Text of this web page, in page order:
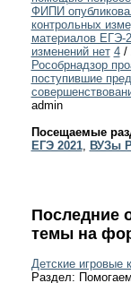
ФИПИ
контрольных
материалов ЕГЭ-
изменений нет 4/
Рособрнадзор
поступившие
admin
Посещаемые
ЕГЭ 2021, ВУЗы
Последние
темы на
Детские игровые
Раздел: